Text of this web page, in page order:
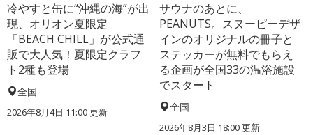
冷やすと缶に“沖縄の海”が出
現、オリオン夏限定
「BEACH CHILL」が公式通
販で大人気！夏限定クラフ
ト2種も登場
全国
2026年8月4日 11:00更新
サウナのあとに、
PEANUTS。スヌーピーデザ
インのオリジナルの冊子と
ステッカーが無料でもらえ
る企画が全国33の温浴施設
でスタート
全国
2026年8月3日 18:00更新